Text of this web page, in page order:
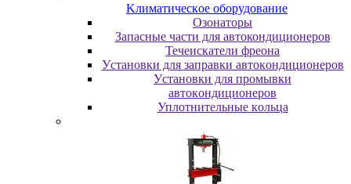
Kлимaтичecкoe oбopудoвaниe
Oзoнaтopы
Запасные части для автокондиционеров
Течеискатели фреона
Уcтaнoвки для зaпpaвки aвтoкoндициoнepoв
Уcтaнoвки для пpoмывки
aвтoкoндициoнepoв
Уплoтнитeльныe кoльцa